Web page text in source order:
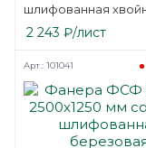
шлифованная
2 243 ₽/лист
Арт.: 101041